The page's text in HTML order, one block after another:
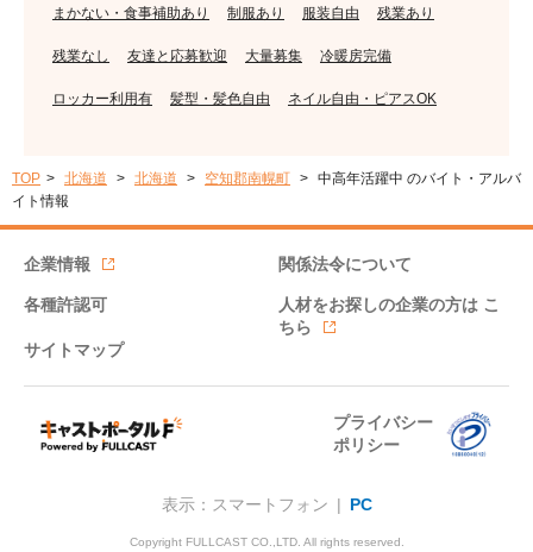
まかない・食事補助あり 制服あり 服装自由 残業あり
残業なし 友達と応募歓迎 大量募集 冷暖房完備
ロッカー利用有 髪型・髪色自由 ネイル自由・ピアスOK
TOP 北海道 北海道 空知郡南幌町
中高年活躍中 のバイト・アルバ
イト情報
企業情報 関係法令について
各種許認可 人材をお探しの企業の方は こ
ちら
サイトマップ
プライバシー
ポリシー
表示：スマートフォン | PC
Copyright FULLCAST CO.,LTD. All rights reserved.